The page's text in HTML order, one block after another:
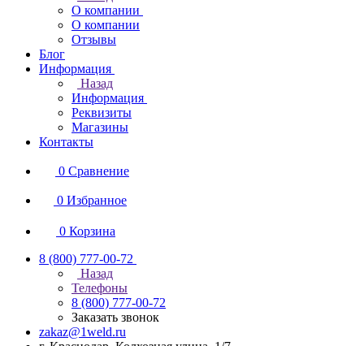
О компании
О компании
Отзывы
Блог
Информация
Назад
Информация
Реквизиты
Магазины
Контакты
0 Сравнение
0 Избранное
0 Корзина
8 (800) 777-00-72
Назад
Телефоны
8 (800) 777-00-72
Заказать звонок
zakaz@1weld.ru